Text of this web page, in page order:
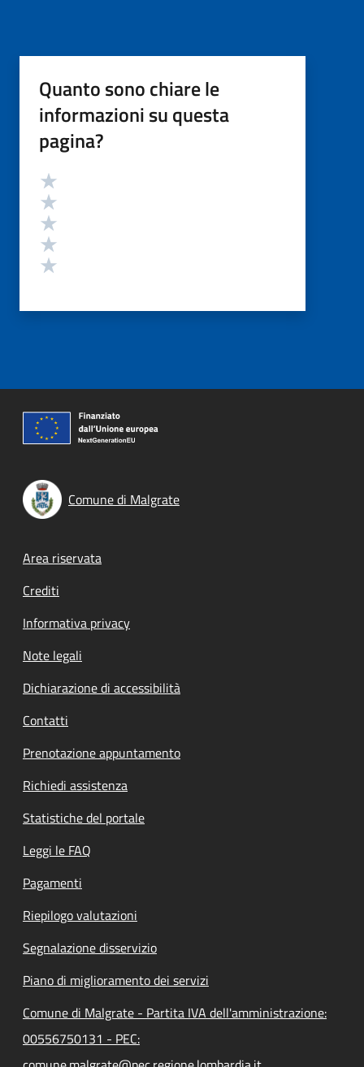
Quanto sono chiare le
informazioni su questa
pagina?
Valutazione
Comune di Malgrate
Footer menu
Area riservata
Crediti
Informativa privacy
Note legali
Dichiarazione di accessibilità
Contatti
Prenotazione appuntamento
Richiedi assistenza
Statistiche del portale
Leggi le FAQ
Pagamenti
Riepilogo valutazioni
Segnalazione disservizio
Piano di miglioramento dei servizi
Comune di Malgrate - Partita IVA dell'amministrazione:
00556750131 - PEC: